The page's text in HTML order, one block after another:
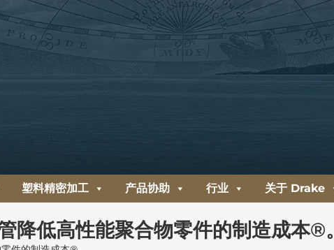
塑料精密加工 产品协助 行业 关于 Drake
降低高性能聚合物零件的制造成本®。